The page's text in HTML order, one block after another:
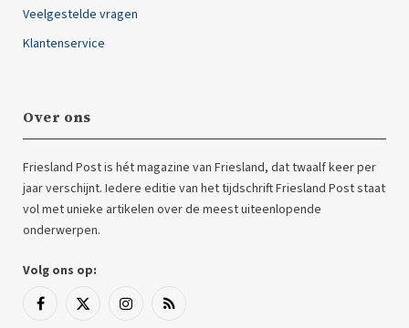
Veelgestelde vragen
Klantenservice
Over ons
Friesland Post is hét magazine van Friesland, dat twaalf keer per
jaar verschijnt. Iedere editie van het tijdschrift Friesland Post staat
vol met unieke artikelen over de meest uiteenlopende
onderwerpen.
Volg ons op:
Facebook
X
InstagramRSS